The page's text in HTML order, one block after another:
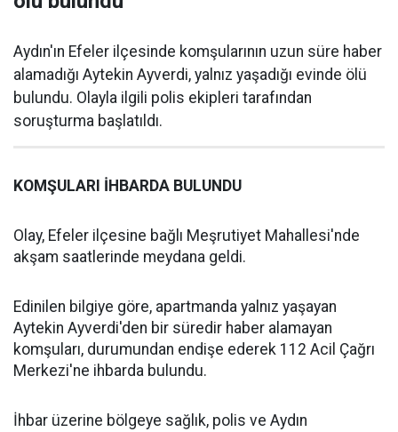
Aydın'ın Efeler ilçesinde komşularının uzun süre haber
alamadığı Aytekin Ayverdi, yalnız yaşadığı evinde ölü
bulundu. Olayla ilgili polis ekipleri tarafından
soruşturma başlatıldı.
KOMŞULARI İHBARDA BULUNDU
Olay, Efeler ilçesine bağlı Meşrutiyet Mahallesi'nde
akşam saatlerinde meydana geldi.
Edinilen bilgiye göre, apartmanda yalnız yaşayan
Aytekin Ayverdi'den bir süredir haber alamayan
komşuları, durumundan endişe ederek 112 Acil Çağrı
Merkezi'ne ihbarda bulundu.
İhbar üzerine bölgeye sağlık, polis ve Aydın